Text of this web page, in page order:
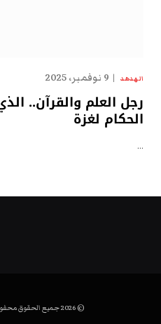
الهدهد 9 نوفمبر، 2025
رجل العلم والقرآن..
الحكام لغزة
…
© 2026 جميع الحقوق محفوظة. وطن يغرد خارج السرب